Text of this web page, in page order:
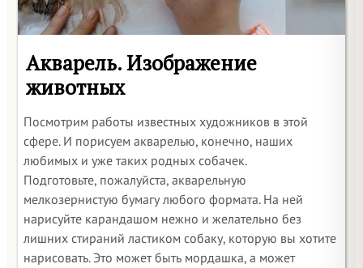
Акварель. Изображение
животных
Посмотрим работы известных художников в этой
сфере. И порисуем акварелью, конечно, наших
любимых и уже таких родных собачек.
Подготовьте, пожалуйста, акварельную
мелкозернистую бумагу любого формата. На ней
нарисуйте карандашом нежно и желательно без
лишних стираний ластиком собаку, которую вы хотите
нарисовать. Это может быть мордашка, а может